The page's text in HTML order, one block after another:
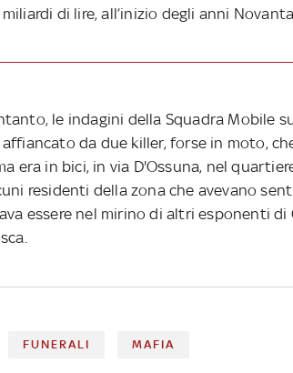
di lire, all’inizio degli anni Novanta.
le indagini della Squadra Mobile
da due killer, forse in moto,
era in bici, in via D'Ossuna, nel
residenti della zona che avevano
essere nel mirino di altri esponenti di
FUNERALI MAFIA